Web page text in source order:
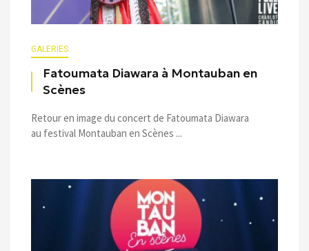
GALERIES
Fatoumata Diawara à Montauban en
Scènes
Retour en image du concert de Fatoumata Diawara
au festival Montauban en Scènes ...